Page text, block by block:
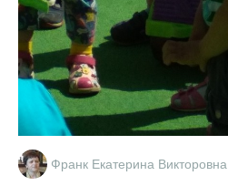
Франк Екатерина Викторовна